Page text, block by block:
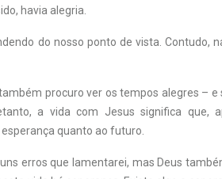
havia alegria.
do nosso ponto de vista. Contudo,
procuro ver os tempos alegres – e
a vida com Jesus significa que,
quanto ao futuro.
erros que lamentarei, mas Deus